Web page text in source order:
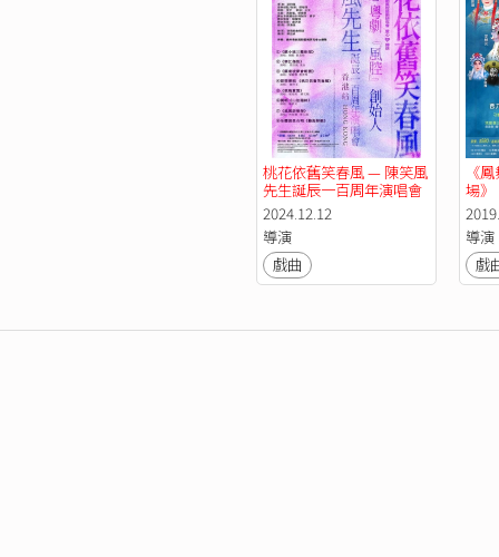
桃花依舊笑春風 — 陳笑風
先生誕辰一百周年演唱會
（香港站）
2024.12.12
導演
戲曲
《
場》
導演
戲